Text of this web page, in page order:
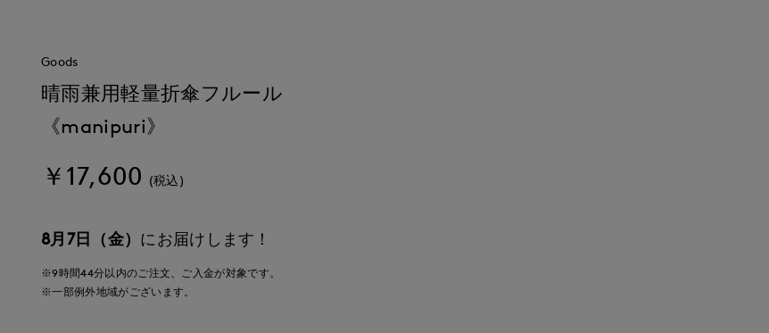
Goods
晴雨兼用軽量折傘フルール
《manipuri》
￥17,600 (税込)
8月7日（金） にお届けします！
※9時間44分以内のご注文、ご入金が対象です。
※一部例外地域がございます。